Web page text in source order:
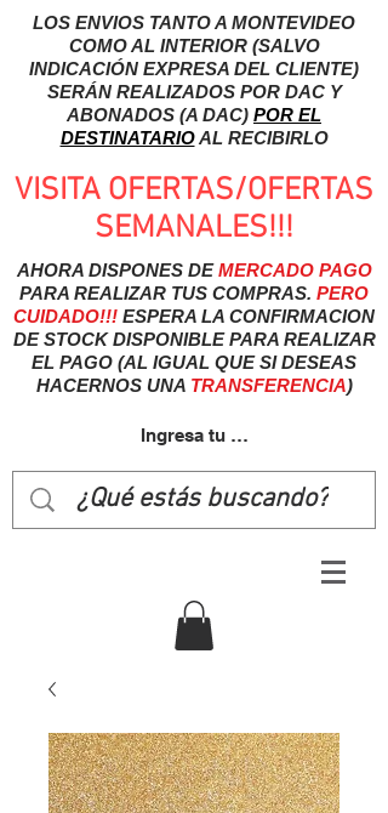
LOS ENVIOS TANTO A MONTEVIDEO
COMO AL INTERIOR (SALVO
INDICACIÓN EXPRESA DEL CLIENTE)
SERÁN REALIZADOS POR DAC Y
ABONADOS (A DAC) POR EL
DESTINATARIOAL RECIBIRLO
VISITA OFERTAS/OFERTAS
SEMANALES!!!
AHORA DISPONES DEMERCADO PAGO
PARA REALIZAR TUS COMPRAS. PERO
CUIDADO!!! ESPERA LA CONFIRMACION
DE STOCK DISPONIBLE PARA REALIZAR
EL PAGO (AL IGUAL QUE SI DESEAS
HACERNOS UNA TRANSFERENCIA)
Ingresa tu usuairo